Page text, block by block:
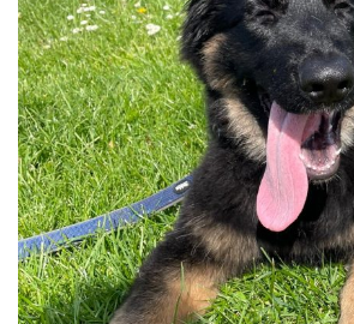
Expo Olten (12/25)
Retrouvailles AS (10/25)
Rencontre Nova (09/25)
Shaée et Loupa (03/25)
Vacances en Bretagne (07/24)
Après midi coquelicots (06/24)